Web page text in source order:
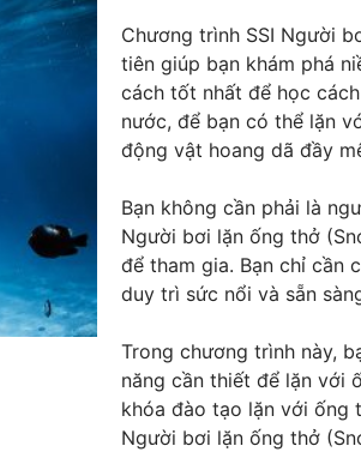
Chương trình SSI Người
tiên giúp bạn khám phá
cách tốt nhất để học
nước, để bạn có thể lặn
động vật hoang dã đầy
Bạn không cần phải là
Người bơi lặn ống thở
để tham gia. Bạn chỉ cần
duy trì sức nổi và sẵn
Trong chương trình này,
năng cần thiết để lặn với
khóa đào tạo lặn với ống
Người bơi lặn ống thở